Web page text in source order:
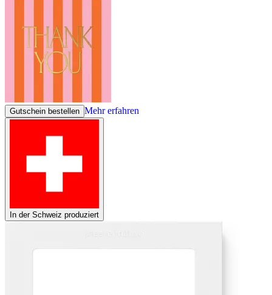
Gutschein bestellen Mehr erfahren
In der Schweiz produziert